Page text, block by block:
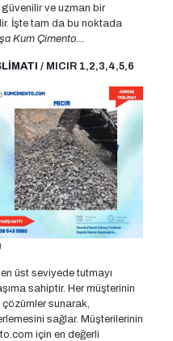
ve uzman bir
İşte tam da bu noktada
Kum Çimento…
/ MICIR 1,2,3,4,5,6
üst seviyede tutmayı
sahiptir. Her müşterinin
sunarak,
sağlar. Müşterilerinin
için en değerli